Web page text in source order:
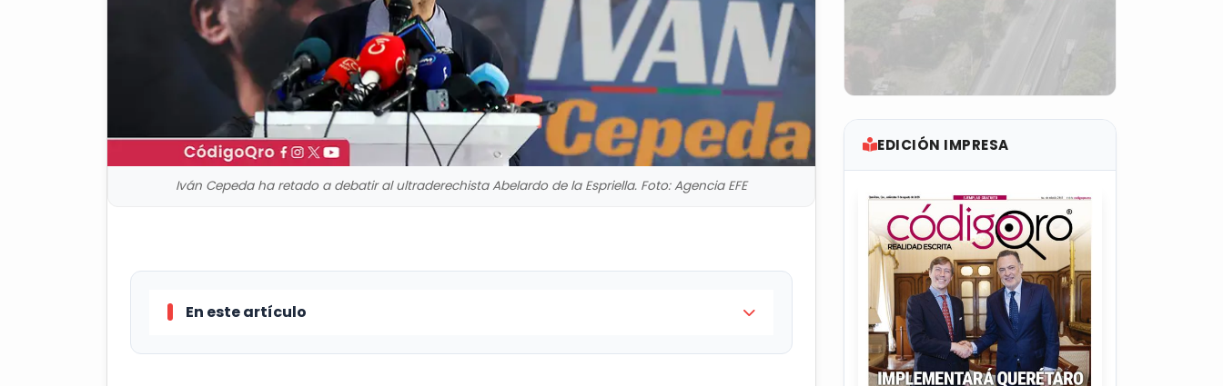
Iván Cepeda ha retado a debatir al ultraderechista Abelardo de la Espriella. Foto: Agencia EFE
En este artículo
EDICIÓN IMPRESA